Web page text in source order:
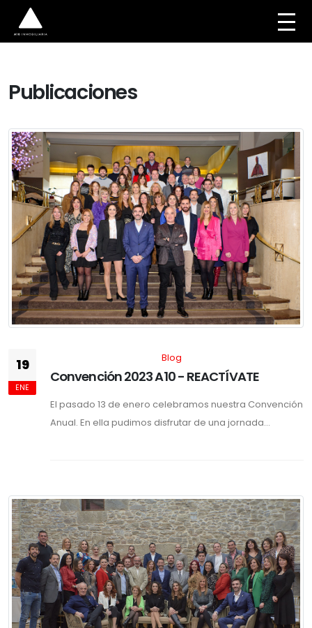
Publicaciones
19
ENE
Blog
Convención 2023 A10 - REACTÍVATE
El pasado 13 de enero celebramos nuestra Convención
Anual. En ella pudimos disfrutar de una jornada...